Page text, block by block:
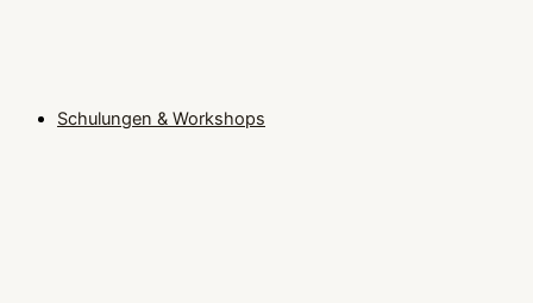
Schulungen & Workshops